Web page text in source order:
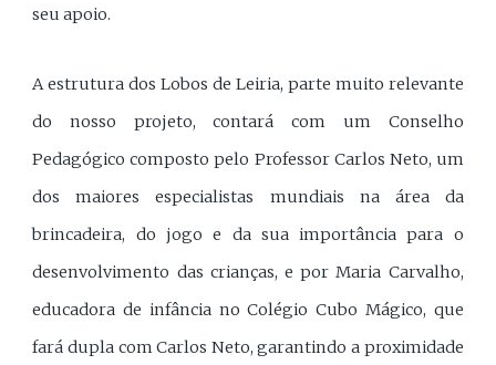
seu apoio.
A estrutura dos Lobos de Leiria, parte muito relevante
do nosso projeto, contará com um Conselho
Pedagógico composto pelo Professor Carlos Neto, um
dos maiores especialistas mundiais na área da
brincadeira, do jogo e da sua importância para o
desenvolvimento das crianças, e por Maria Carvalho,
educadora de infância no Colégio Cubo Mágico, que
fará dupla com Carlos Neto, garantindo a proximidade